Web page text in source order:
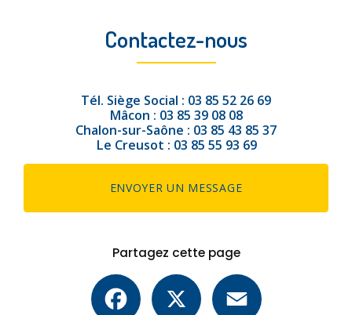
Contactez-nous
Tél. Siège Social : 03 85 52 26 69
Mâcon : 03 85 39 08 08
Chalon-sur-Saône : 03 85 43 85 37
Le Creusot : 03 85 55 93 69
ENVOYER UN MESSAGE
Partagez cette page
Facebook